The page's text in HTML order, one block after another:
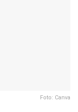
Foto: Canva